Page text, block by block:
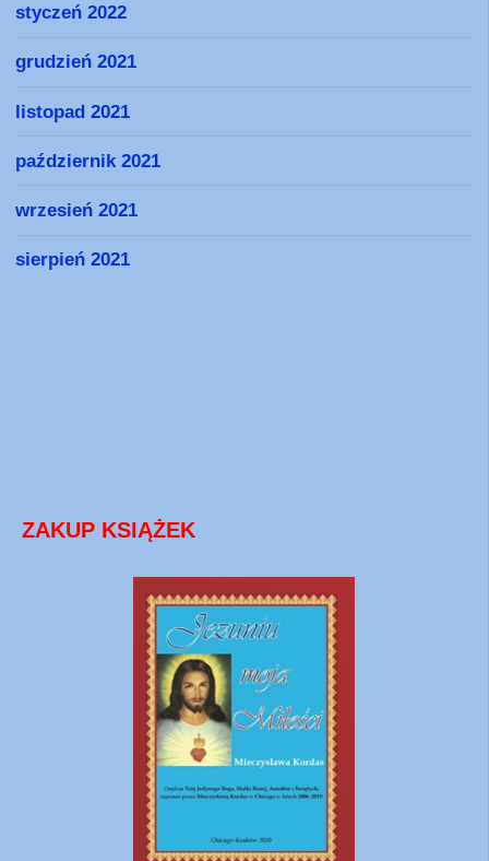
styczeń 2022
grudzień 2021
listopad 2021
październik 2021
wrzesień 2021
sierpień 2021
ZAKUP KSIĄŻEK